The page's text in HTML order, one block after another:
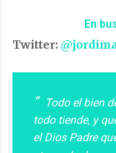
En
Twitter:
Todo el bien
todo tiende, y
el Dios Padre